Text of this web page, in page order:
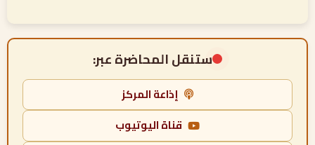
ستنقل المحاضرة عبر:
إذاعة المركز
قناة اليوتيوب